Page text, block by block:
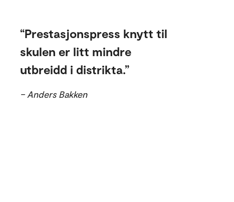
Prestasjonspress knytt til
skulen er litt mindre
utbreidd i distrikta.
– Anders Bakken